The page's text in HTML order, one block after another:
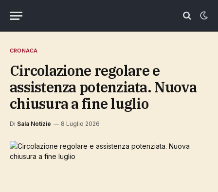
CRONACA
Circolazione regolare e
assistenza potenziata. Nuova
chiusura a fine luglio
Di Sala Notizie 8 Luglio 2026